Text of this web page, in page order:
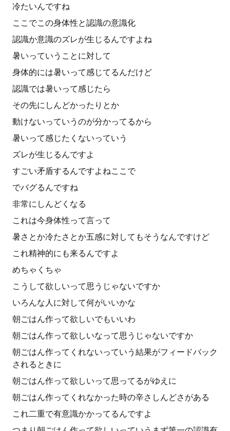
冷たいんですね
ここでこの身体性と認識の意識化
認識か意識のズレが生じるんですよね
暑いっていうことに対して
身体的には暑いって感じてるんだけど
認識では暑いって感じたら
その先にしんどかったりとか
動けないっていうのが分かってるから
暑いって感じたくないっていう
ズレが生じるんですよ
すごい矛盾するんですよねここで
でバグるんですね
非常にしんどくなる
これは今身体性って言って
暑さとか冷たさとか五感に対してもそうなんですけど
これ精神的にも来るんですよ
めちゃくちゃ
こうして欲しいって思うじゃないですか
いろんな人に対して何がいいかな
朝ごはん作って欲しいでもいいわ
朝ごはん作って欲しいなって思うじゃないですか
朝ごはん作ってくれないっていう結果がフィードバック
されるときに
朝ごはん作って欲しいって思ってるがゆえに
朝ごはん作ってくれなかった時の辛さしんどさがある
これ二重で有意識かかってるんですよ